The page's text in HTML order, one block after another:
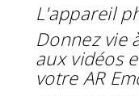
L'appareil
Donnez vie
aux vidéos
votre AR